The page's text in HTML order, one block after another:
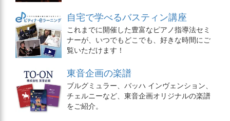
自宅で学べるバスティン講座
これまでに開催した豊富なピアノ指導法セミ
ナーが、いつでもどこでも、好きな時間にご
覧いただけます！
東音企画の楽譜
ブルグミュラー、バッハ インヴェンション、
チェルニーなど、東音企画オリジナルの楽譜
をご紹介。